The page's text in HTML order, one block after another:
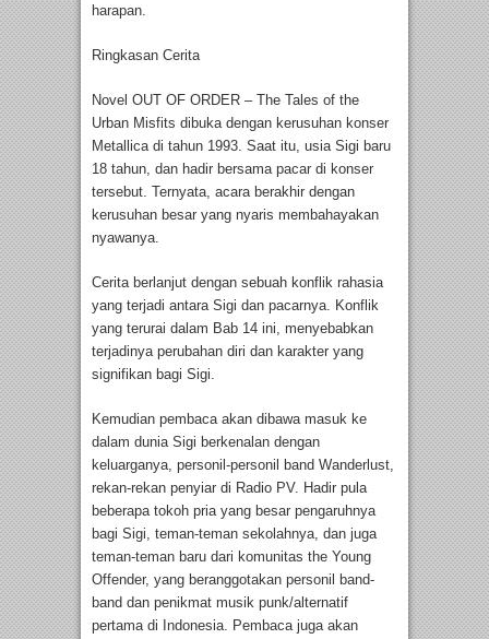
harapan.
Ringkasan Cerita
Novel OUT OF ORDER – The Tales of the
Urban Misfits dibuka dengan kerusuhan konser
Metallica di tahun 1993. Saat itu, usia Sigi baru
18 tahun, dan hadir bersama pacar di konser
tersebut. Ternyata, acara berakhir dengan
kerusuhan besar yang nyaris membahayakan
nyawanya.
Cerita berlanjut dengan sebuah konflik rahasia
yang terjadi antara Sigi dan pacarnya. Konflik
yang terurai dalam Bab 14 ini, menyebabkan
terjadinya perubahan diri dan karakter yang
signifikan bagi Sigi.
Kemudian pembaca akan dibawa masuk ke
dalam dunia Sigi berkenalan dengan
keluarganya, personil-personil band Wanderlust,
rekan-rekan penyiar di Radio PV. Hadir pula
beberapa tokoh pria yang besar pengaruhnya
bagi Sigi, teman-teman sekolahnya, dan juga
teman-teman baru dari komunitas the Young
Offender, yang beranggotakan personil band-
band dan penikmat musik punk/alternatif
pertama di Indonesia. Pembaca juga akan